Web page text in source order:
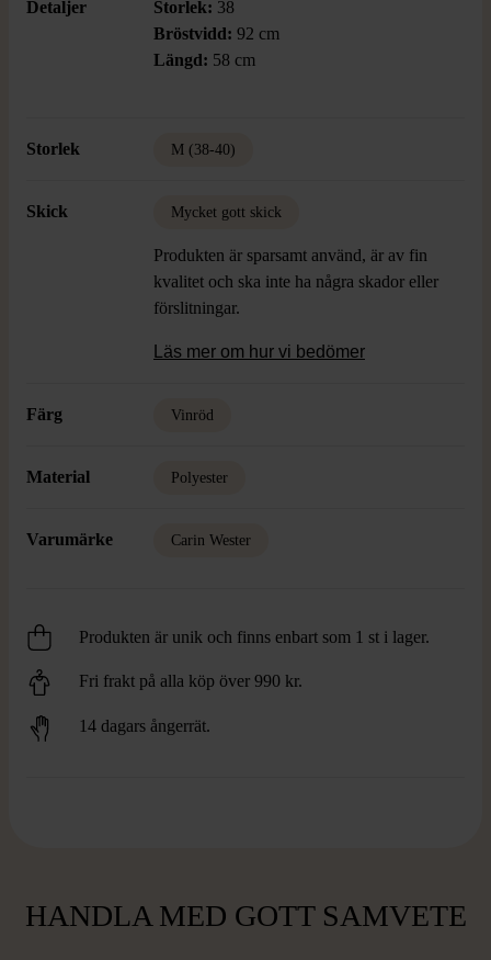
Detaljer Storlek: 38
Bröstvidd: 92 cm
Längd: 58 cm
Storlek M (38-40)
Skick Mycket gott skick
Produkten är sparsamt använd, är av fin
kvalitet och ska inte ha några skador eller
förslitningar.
Läs mer om hur vi bedömer
Färg Vinröd
Material Polyester
Varumärke Carin Wester
Produkten är unik och finns enbart som 1 st i lager.
Fri frakt på alla köp över 990 kr.
14 dagars ångerrät.
HANDLA MED GOTT SAMVETE